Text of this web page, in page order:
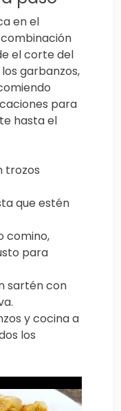
en el
el corte del
garbanzos,
para
hasta el
trozos
que estén
comino,
para
sartén con
y cocina a
los